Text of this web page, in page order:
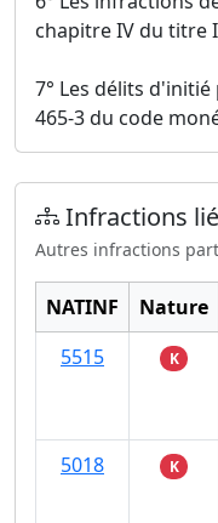
chapitre IV du titre
7° Les délits d'initié
465-3 du code
Infractions
Autres infractions
NATINF Nature
5515
K
5018
K